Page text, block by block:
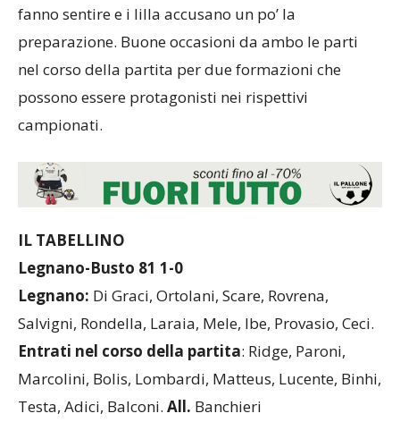
fanno sentire e i lilla accusano un po’ la
preparazione. Buone occasioni da ambo le parti
nel corso della partita per due formazioni che
possono essere protagonisti nei rispettivi
campionati.
IL TABELLINO
Legnano-Busto 81 1-0
Legnano: Di Graci, Ortolani, Scare, Rovrena,
Salvigni, Rondella, Laraia, Mele, Ibe, Provasio, Ceci.
Entrati nel corso della partita: Ridge, Paroni,
Marcolini, Bolis, Lombardi, Matteus, Lucente, Binhi,
Testa, Adici, Balconi. All. Banchieri